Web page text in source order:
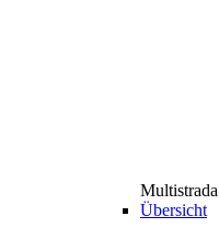
Multistrada
Übersicht